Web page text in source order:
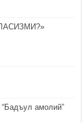
амолий”